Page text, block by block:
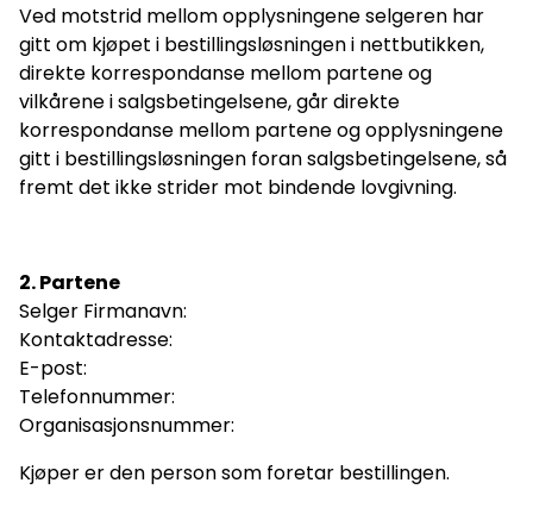
Ved motstrid mellom opplysningene selgeren har
gitt om kjøpet i bestillingsløsningen i nettbutikken,
direkte korrespondanse mellom partene og
vilkårene i salgsbetingelsene, går direkte
korrespondanse mellom partene og opplysningene
gitt i bestillingsløsningen foran salgsbetingelsene, så
fremt det ikke strider mot bindende lovgivning.
2. Partene
Selger Firmanavn:
Kontaktadresse:
E-post:
Telefonnummer:
Organisasjonsnummer:
Kjøper er den person som foretar bestillingen.